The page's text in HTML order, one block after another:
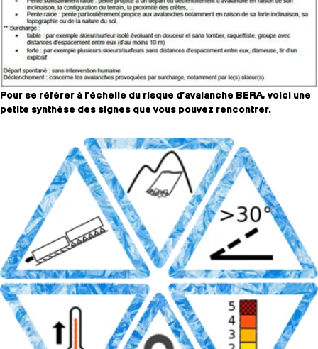
Pour se référer à l’échelle du risque d’avalanche BERA, voici une
petite synthèse des signes que vous pouvez rencontrer.